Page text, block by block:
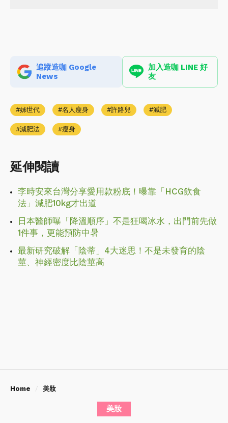
追蹤造咖 Google
News
加入造咖 LINE 好
友
姊世代 名人瘦身 許路兒 減肥
減肥法 瘦身
延伸閱讀
李時安來台灣分享愛用款粉底！曝靠「HCG飲食
法」減肥10kg才出道
日本醫師曝「降溫順序」不是狂喝冰水，出門前先做
1件事，更能預防中暑
最新研究破解「陰蒂」4大迷思！不是未發育的陰
莖、神經密度比陰莖高
Home 美妝
美妝